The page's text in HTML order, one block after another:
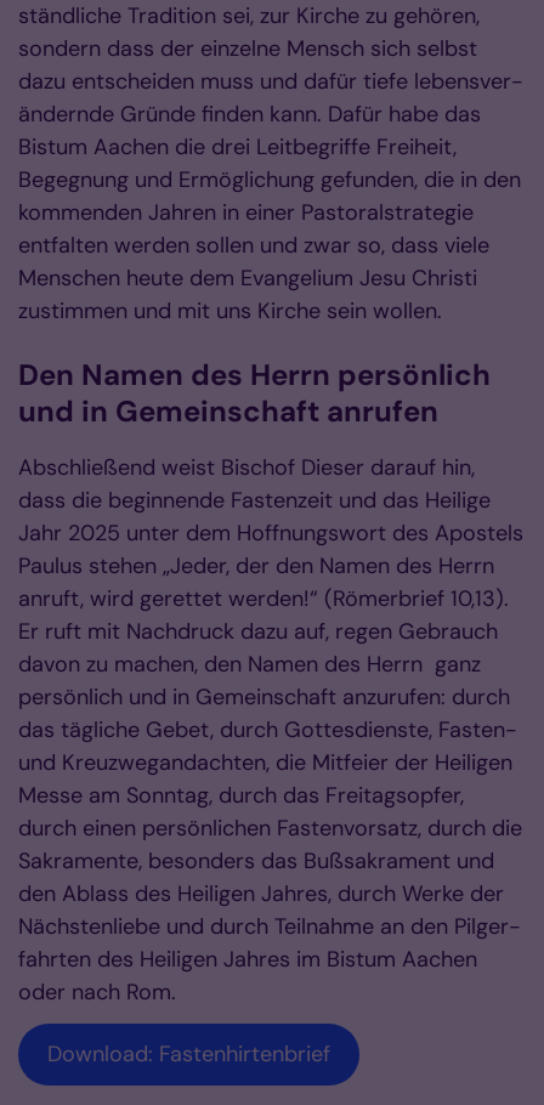
ständliche Tra­dition sei, zur Kirche zu gehören,
sondern dass der ein­zel­ne Mensch sich selbst
dazu entscheiden muss und dafür tiefe le­bens­­ver­
än­­dernde Gründe finden kann. Dafür habe das
Bistum Aachen die drei Leitbegriffe Frei­heit,
Begegnung und Ermöglichung gefunden, die in den
kommenden Jahren in einer Pastoral­strategie
entfalten werden sollen und zwar so, dass viele
Menschen heute dem Evangelium Jesu Christi
zustimmen und mit uns Kirche sein wol­len.
Den Namen des Herrn persönlich
und in Gemeinschaft anrufen
Abschließend weist Bischof Dieser darauf hin,
dass die beginnende Fastenzeit und das Heilige
Jahr 2025 unter dem Hoffnungswort des Apostels
Paulus stehen „Jeder, der den Namen des Herrn
anruft, wird gerettet wer­den!“ (Römerbrief 10,13).
Er ruft mit Nachdruck dazu auf, regen Gebrauch
davon zu machen, den Namen des Herrn ganz
persönlich und in Gemeinschaft anzurufen: durch
das tägliche Gebet, durch Got­­tes­­dien­ste, Fas­ten-
und Kreuz­wegandachten, die Mitfeier der Heiligen
Mes­se am Sonntag, durch das Freitagsopfer,
durch einen per­sön­lichen Fas­ten­vorsatz, durch die
Sakramente­, be­son­ders das Bußsakra­ment und
den Ablass des Heiligen Jahres, durch Werke der
Nächsten­lie­be und durch Teilnah­me an den Pil­ger­
fahr­ten des Heiligen Jahres im Bistum Aachen
oder nach Rom.
Download: Fastenhirtenbrief